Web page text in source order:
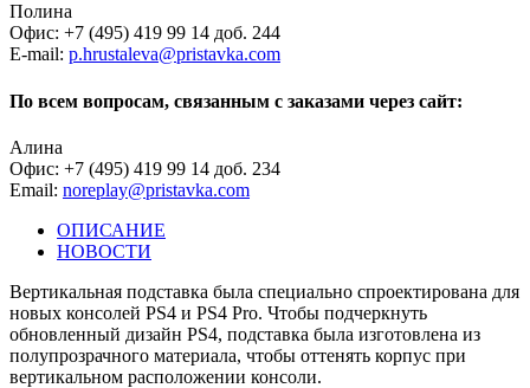
Полина
Офис: +7 (495) 419 99 14 доб. 244
E-mail: p.hrustaleva@pristavka.com
По всем вопросам, связанным с заказами через сайт:
Алина
Офис: +7 (495) 419 99 14 доб. 234
Email: noreplay@pristavka.com
ОПИСАНИЕ
НОВОСТИ
Вертикальная подставка была специально спроектирована для
новых консолей PS4 и PS4 Pro. Чтобы подчеркнуть
обновленный дизайн PS4, подставка была изготовлена из
полупрозрачного материала, чтобы оттенять корпус при
вертикальном расположении консоли.